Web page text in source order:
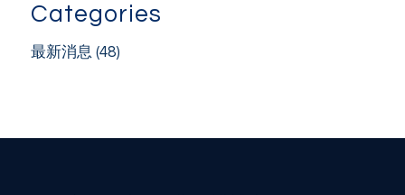
Categories
最新消息 (48)